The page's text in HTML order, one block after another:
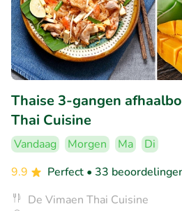
Thaise 3-gangen
Thai Cuisine
Vandaag Morgen Ma
Di
9.9
Perfect • 33
De Vimaen Thai Cuisine